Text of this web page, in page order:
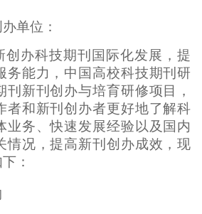
单位：
创办科技期刊国际化发展，提
务能力，中国高校科技期刊研
刊新刊创办与培育研修项目，
者和新刊创办者更好地了解科
业务、快速发展经验以及国内
情况，提高新刊创办成效，现
：